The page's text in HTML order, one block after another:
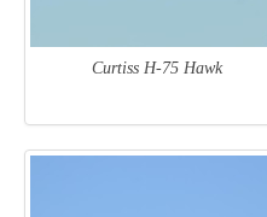
Curtiss H-75 Hawk